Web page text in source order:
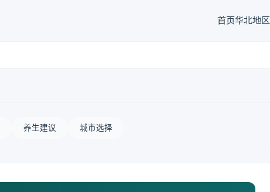
首页华北地区
养生建议 城市选择